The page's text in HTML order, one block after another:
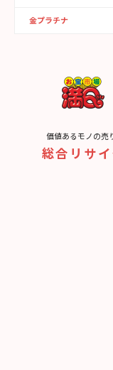
金プラチナ
価値あるモノの売
総合リサ